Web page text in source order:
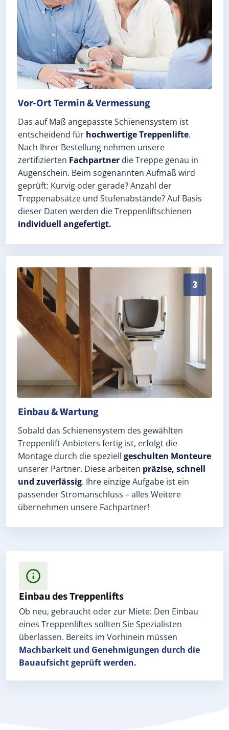
Vor-Ort Termin & Vermessung
Das auf Maß angepasste Schienensystem ist
entscheidend für hochwertige Treppenlifte.
Nach Ihrer Bestellung nehmen unsere
zertifizierten Fachpartner die Treppe genau in
Augenschein. Beim sogenannten Aufmaß wird
geprüft: Kurvig oder gerade? Anzahl der
Treppenabsätze und Stufenabstände? Auf Basis
dieser Daten werden die Treppenliftschienen
individuell angefertigt.
3
Schneller, sauberer Einbau durch zertifizierte
Einbau & Wartung
Sobald das Schienensystem des gewählten
Treppenlift-Anbieters fertig ist, erfolgt die
Montage durch die speziell geschulten Monteure
unserer Partner. Diese arbeiten präzise, schnell
und zuverlässig. Ihre einzige Aufgabe ist ein
passender Stromanschluss – alles Weitere
übernehmen unsere Fachpartner!
Einbau des Treppenlifts
Ob neu, gebraucht oder zur Miete: Den Einbau
eines Treppenliftes sollten Sie Spezialisten
überlassen. Bereits im Vorhinein müssen
Machbarkeit und Genehmigungen durch die
Bauaufsicht geprüft werden.